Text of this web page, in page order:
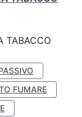
TABACCO
FUMARE